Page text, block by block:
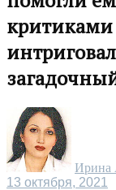
критиками
Ирина
13 октября, 2021